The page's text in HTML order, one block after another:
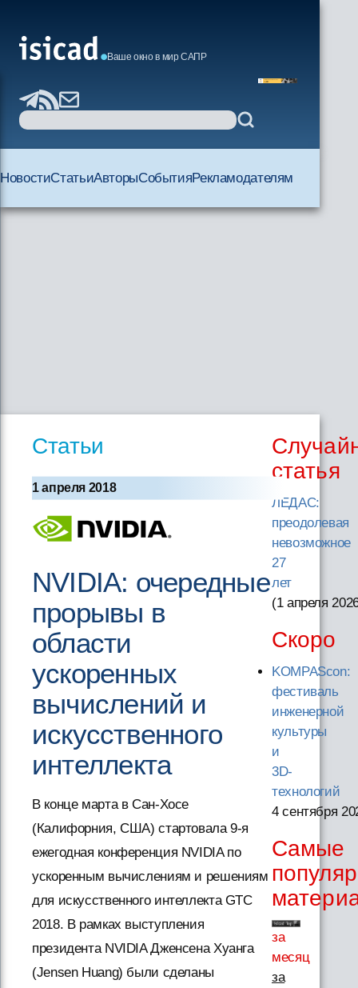
Ваше окно в мир САПР
НовостиСтатьиАвторыСобытияРекламодателям
Статьи
1 апреля 2018
NVIDIA: очередные
прорывы в
области
ускоренных
вычислений и
искусственного
интеллекта
В конце марта в Сан-Хосе
(Калифорния, США) стартовала 9-я
ежегодная конференция NVIDIA по
ускоренным вычислениям и решениям
для искусственного интеллекта GTC
2018. В рамках выступления
президента NVIDIA Дженсена Хуанга
(Jensen Huang) были сделаны
статья
ЛЕДАС:
преодолевая
невозможное
27
лет
(1 апреля
Скоро
KOMPAScon:
фестиваль
инженерной
культуры
и
3D-
технологий
4 сентября
Самые
за
месяц
за